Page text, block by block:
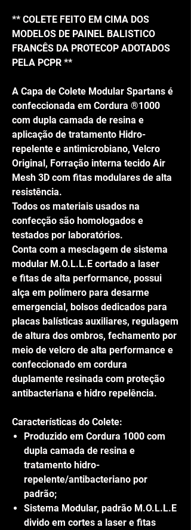
** COLETE FEITO EM CIMA DOS
MODELOS DE PAINEL BALISTICO
FRANCÊS DA PROTECOP ADOTADOS
PELA PCPR **
A Capa de Colete Modular Spartans é
confeccionada em Cordura ®1000
com dupla camada de resina e
aplicação de tratamento Hidro-
repelente e antimicrobiano, Velcro
Original, Forração interna tecido Air
Mesh 3D com fitas modulares de alta
resistência.
Todos os materiais usados na
confecção são homologados e
testados por laboratórios.
Conta com a mesclagem de sistema
modular M.O.L.L.E cortado a laser
e fitas de alta performance, possui
alça em polímero para desarme
emergencial, bolsos dedicados para
placas balísticas auxiliares, regulagem
de altura dos ombros, fechamento por
meio de velcro de alta performance e
confeccionado em cordura
duplamente resinada com proteção
antibacteriana e hidro repelência.
Características do Colete:
Produzido em Cordura 1000 com
dupla camada de resina e
tratamento hidro-
repelente/antibacteriano por
padrão;
Sistema Modular, padrão M.O.L.L.E
divido em cortes a laser e fitas